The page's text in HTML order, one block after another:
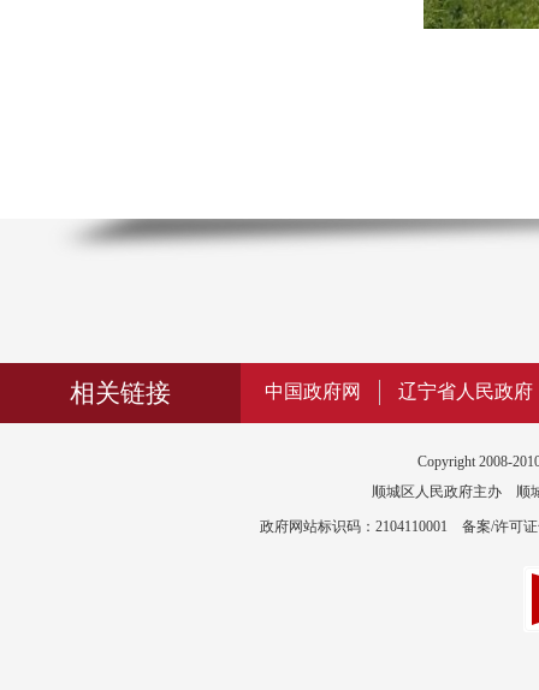
相关链接 中国政府网 辽宁省人民政府
Copyright 2008-
顺城区人民政府主办 顺
政府网站标识码：2104110001 备案/许可